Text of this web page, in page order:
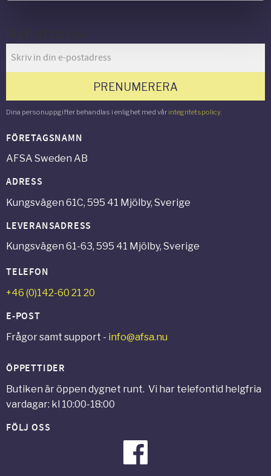
Nyhetsbrev
PRENUMERERA
Dina personuppgifter behandlas i enlighet med vår integritetspolicy.
FÖRETAGSNAMN
AFSA Sweden AB
ADRESS
Kungsvägen 61C, 595 41 Mjölby, Sverige
LEVERANSADRESS
Kungsvägen 61-63, 595 41 Mjölby, Sverige
TELEFON
+46 (0)142-60 21 20
E-POST
Frågor samt support - info@afsa.nu
ÖPPETTIDER
Butiken är öppen dygnet runt. Vi har telefontid helgfria
vardagar: kl 10:00-18:00
FÖLJ OSS